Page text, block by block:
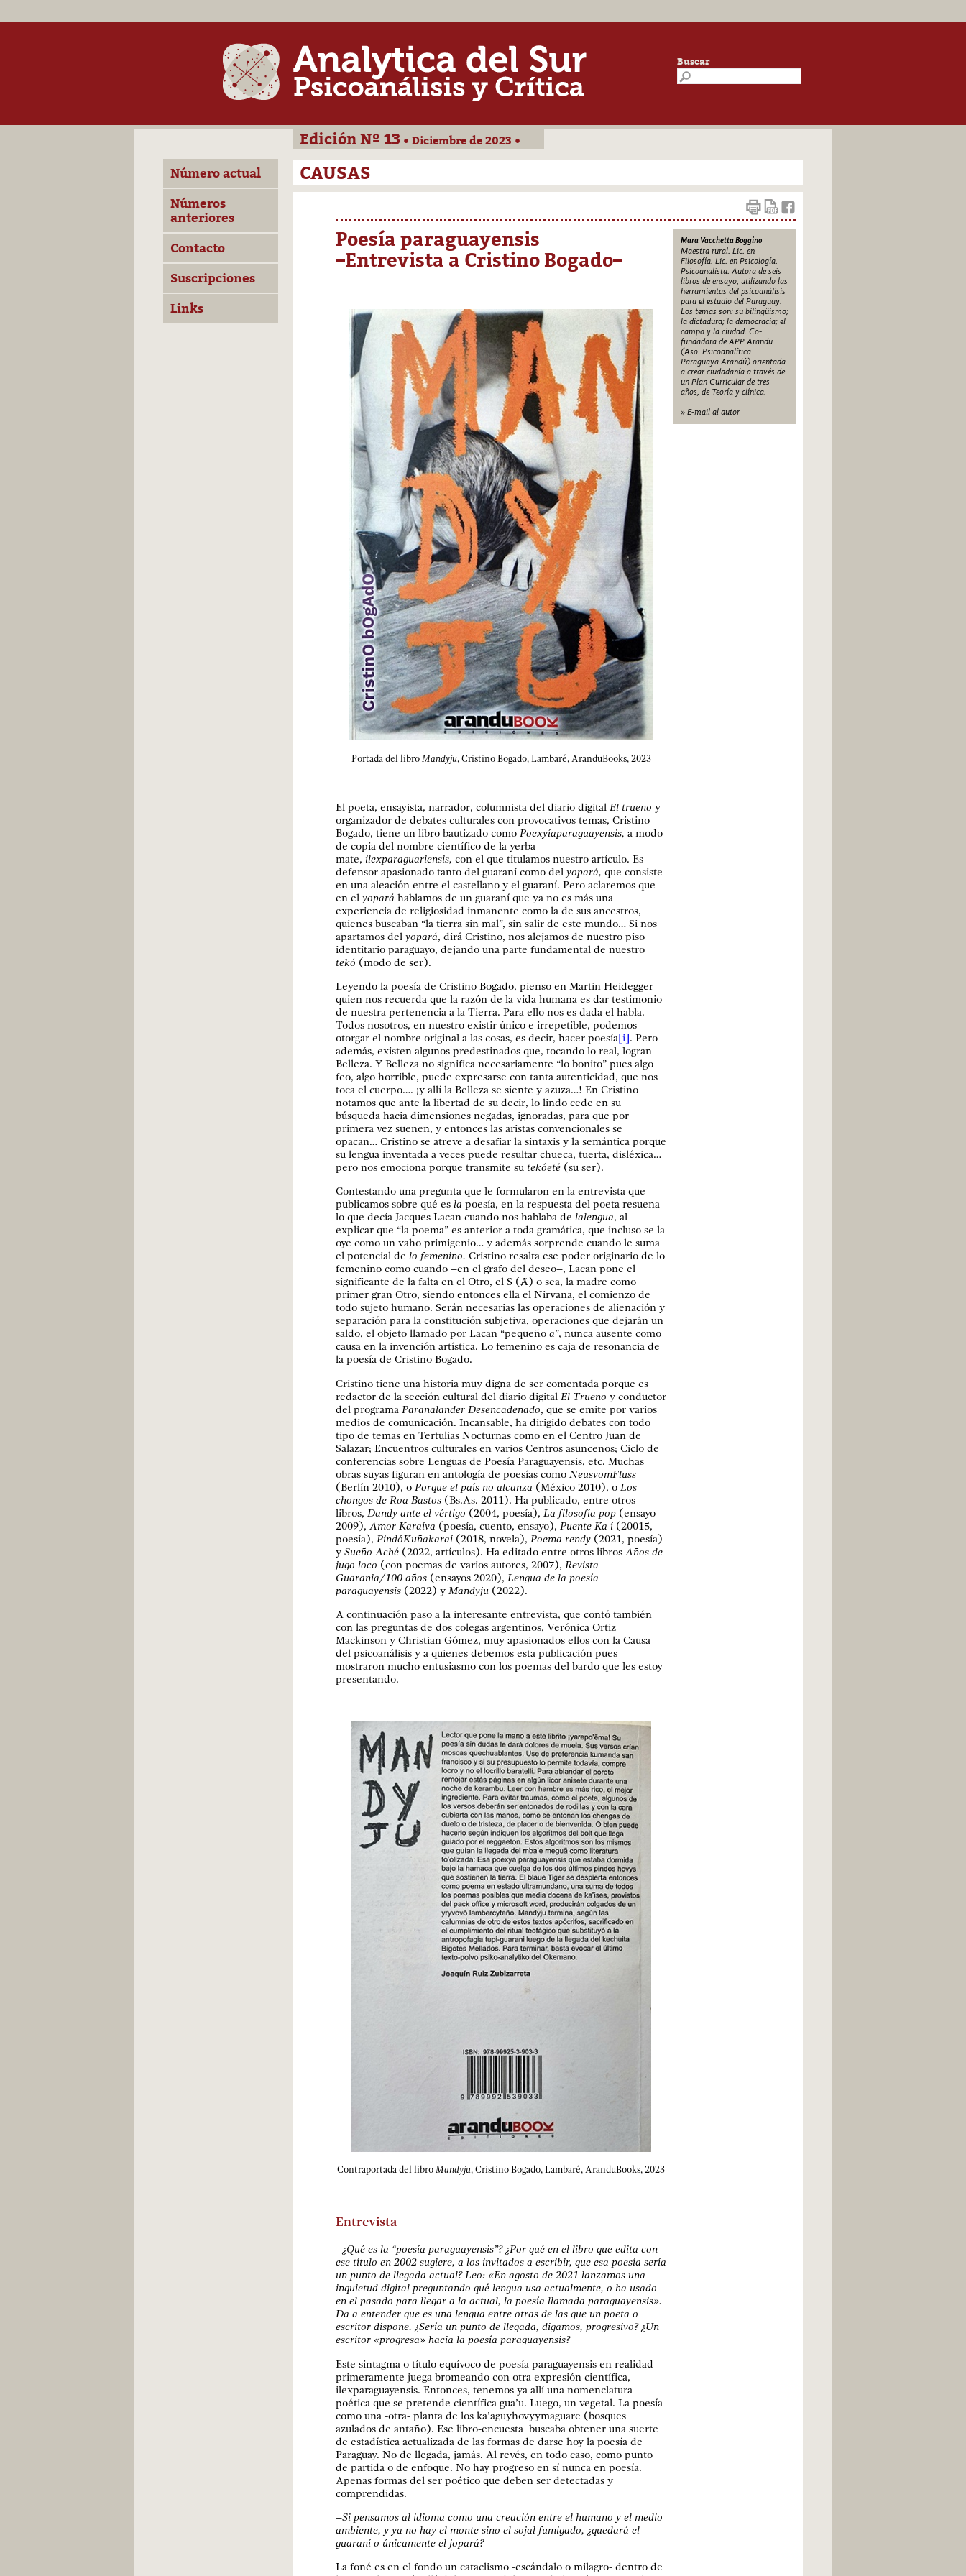
Buscar
Número actual
Números
anteriores
Contacto
Suscripciones
Links
Edición Nº 13 • Diciembre de 2023 •
CAUSAS
Poesía paraguayensis
–Entrevista a Cristino Bogado–
Mara Vacchetta Boggino
Maestra rural. Lic. en
Filosofía. Lic. en Psicología.
Psicoanalista. Autora de seis
libros de ensayo, utilizando las
herramientas del psicoanálisis
para el estudio del Paraguay.
Los temas son: su bilingüismo;
la dictadura; la democracia; el
campo y la ciudad. Co-
fundadora de APP Arandu
(Aso. Psicoanalítica
Paraguaya Arandú) orientada
a crear ciudadanía a través de
un Plan Curricular de tres
años, de Teoría y clínica.
» E-mail al autor
Portada del libroMandyju, Cristino Bogado, Lambaré, AranduBooks, 2023
El poeta, ensayista, narrador, columnista del diario digital El trueno y
organizador de debates culturales con provocativos temas, Cristino
Bogado, tiene un libro bautizado como Poexyíaparaguayensis, a modo
de copia del nombre científico de la yerba
mate, ilexparaguariensis, con el que titulamos nuestro artículo. Es
defensor apasionado tanto del guaraní como del yopará, que consiste
en una aleación entre el castellano y el guaraní. Pero aclaremos que
en el yopará hablamos de un guaraní que ya no es más una
experiencia de religiosidad inmanente como la de sus ancestros,
quienes buscaban “la tierra sin mal”, sin salir de este mundo… Si nos
apartamos del yopará, dirá Cristino, nos alejamos de nuestro piso
identitario paraguayo, dejando una parte fundamental de nuestro
tekó (modo de ser).
Leyendo la poesía de Cristino Bogado, pienso en Martin Heidegger
quien nos recuerda que la razón de la vida humana es dar testimonio
de nuestra pertenencia a la Tierra. Para ello nos es dada el habla.
Todos nosotros, en nuestro existir único e irrepetible, podemos
otorgar el nombre original a las cosas, es decir, hacer poesía[i]. Pero
además, existen algunos predestinados que, tocando lo real, logran
Belleza. Y Belleza no significa necesariamente “lo bonito” pues algo
feo, algo horrible, puede expresarse con tanta autenticidad, que nos
toca el cuerpo…. ¡y allí la Belleza se siente y azuza…! En Cristino
notamos que ante la libertad de su decir, lo lindo cede en su
búsqueda hacia dimensiones negadas, ignoradas, para que por
primera vez suenen, y entonces las aristas convencionales se
opacan… Cristino se atreve a desafiar la sintaxis y la semántica porque
su lengua inventada a veces puede resultar chueca, tuerta, disléxica…
pero nos emociona porque transmite su tekóeté (su ser).
Contestando una pregunta que le formularon en la entrevista que
publicamos sobre qué es la poesía, en la respuesta del poeta resuena
lo que decía Jacques Lacan cuando nos hablaba de lalengua, al
explicar que “la poema” es anterior a toda gramática, que incluso se la
oye como un vaho primigenio… y además sorprende cuando le suma
el potencial de lo femenino. Cristino resalta ese poder originario de lo
femenino como cuando –en el grafo del deseo–, Lacan pone el
significante de la falta en el Otro, el S (Ⱥ) o sea, la madre como
primer gran Otro, siendo entonces ella el Nirvana, el comienzo de
todo sujeto humano. Serán necesarias las operaciones de alienación y
separación para la constitución subjetiva, operaciones que dejarán un
saldo, el objeto llamado por Lacan “pequeño a”, nunca ausente como
causa en la invención artística. Lo femenino es caja de resonancia de
la poesía de Cristino Bogado.
Cristino tiene una historia muy digna de ser comentada porque es
redactor de la sección cultural del diario digital El Trueno y conductor
del programa Paranalander Desencadenado, que se emite por varios
medios de comunicación. Incansable, ha dirigido debates con todo
tipo de temas en Tertulias Nocturnas como en el Centro Juan de
Salazar; Encuentros culturales en varios Centros asuncenos; Ciclo de
conferencias sobre Lenguas de Poesía Paraguayensis, etc. Muchas
obras suyas figuran en antología de poesías como NeusvomFluss
(Berlín 2010), o Porque el país no alcanza (México 2010), o Los
chongos de Roa Bastos (Bs.As. 2011). Ha publicado, entre otros
libros, Dandy ante el vértigo (2004, poesía), La filosofía pop (ensayo
2009), Amor Karaíva (poesía, cuento, ensayo), Puente Ka í (20015,
poesía), PindóKuñakaraí (2018, novela), Poema rendy (2021, poesía)
y Sueño Aché (2022, artículos). Ha editado entre otros libros Años de
jugo loco (con poemas de varios autores, 2007), Revista
Guarania/100 años (ensayos 2020), Lengua de la poesía
paraguayensis (2022) y Mandyju (2022).
A continuación paso a la interesante entrevista, que contó también
con las preguntas de dos colegas argentinos, Verónica Ortiz
Mackinson y Christian Gómez, muy apasionados ellos con la Causa
del psicoanálisis y a quienes debemos esta publicación pues
mostraron mucho entusiasmo con los poemas del bardo que les estoy
presentando.
Contraportada del libro Mandyju, Cristino Bogado, Lambaré, AranduBooks, 2023
Entrevista
–¿Qué es la “poesía paraguayensis”? ¿Por qué en el libro que edita con
ese título en 2002 sugiere, a los invitados a escribir, que esa poesía sería
un punto de llegada actual? Leo: «En agosto de 2021 lanzamos una
inquietud digital preguntando qué lengua usa actualmente, o ha usado
en el pasado para llegar a la actual, la poesía llamada paraguayensis».
Da a entender que es una lengua entre otras de las que un poeta o
escritor dispone. ¿Sería un punto de llegada, digamos, progresivo? ¿Un
escritor «progresa» hacia la poesía paraguayensis?
Este sintagma o título equívoco de poesía paraguayensis en realidad
primeramente juega bromeando con otra expresión científica,
ilexparaguayensis. Entonces, tenemos ya allí una nomenclatura
poética que se pretende científica gua’u. Luego, un vegetal. La poesía
como una -otra- planta de los ka’aguyhovyymaguare (bosques
azulados de antaño). Ese libro-encuesta buscaba obtener una suerte
de estadística actualizada de las formas de darse hoy la poesía de
Paraguay. No de llegada, jamás. Al revés, en todo caso, como punto
de partida o de enfoque. No hay progreso en sí nunca en poesía.
Apenas formas del ser poético que deben ser detectadas y
comprendidas.
–Si pensamos al idioma como una creación entre el humano y el medio
ambiente, y ya no hay el monte sino el sojal fumigado, ¿quedará el
guaraní o únicamente el jopará?
La foné es en el fondo un cataclismo -escándalo o milagro- dentro de